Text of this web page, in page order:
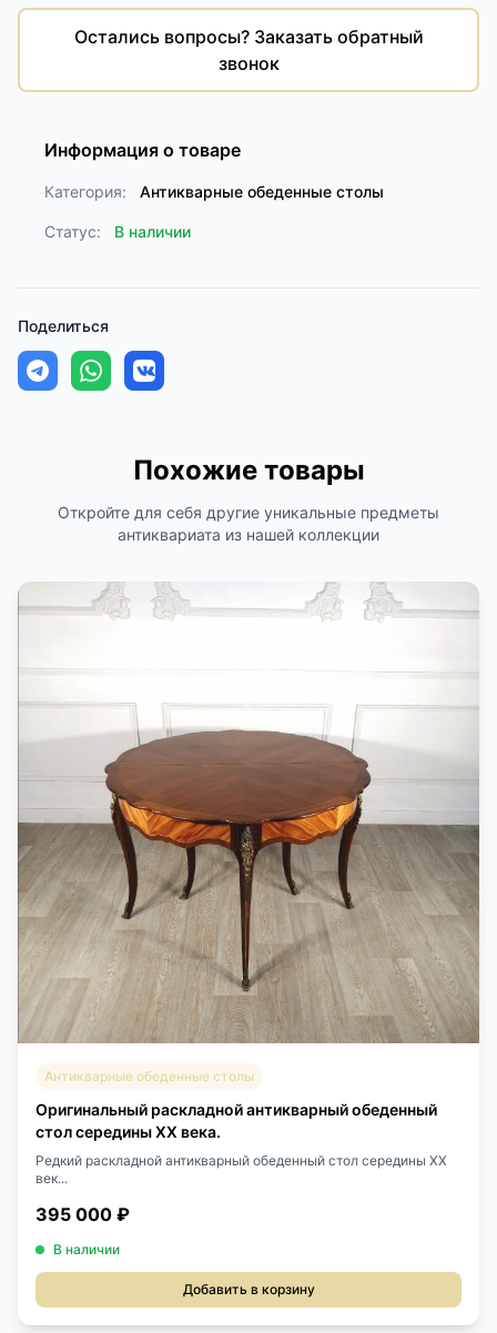
Остались вопросы? Заказать обратный
звонок
Информация о товаре
Категория: Антикварные обеденные столы
Статус: В наличии
Поделиться
Похожие товары
Откройте для себя другие уникальные предметы
антиквариата из нашей коллекции
Антикварные обеденные столы
Оригинальный раскладной антикварный обеденный
стол середины XX века.
Редкий раскладной антикварный обеденный стол середины XX
век...
395 000 ₽
В наличии
Добавить в корзину